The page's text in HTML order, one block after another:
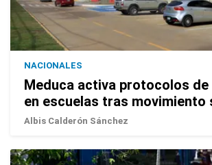
NACIONALES
Meduca activa protocolos
en escuelas tras movimiento
Albis Calderón Sánchez